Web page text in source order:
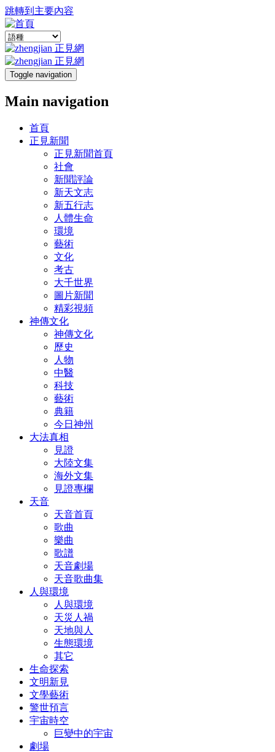
跳轉到主要內容
Toggle navigation
Main navigation
首頁
正見新聞
正見新聞首頁
社會
新聞評論
新天文志
新五行志
人體生命
環境
藝術
文化
考古
大千世界
圖片新聞
精彩視頻
神傳文化
神傳文化
歷史
人物
中醫
科技
藝術
典籍
今日神州
大法真相
見證
大陸文集
海外文集
見證專欄
天音
天音首頁
歌曲
樂曲
歌譜
天音劇場
天音歌曲集
人與環境
人與環境
天災人禍
天地與人
生態環境
其它
生命探索
文明新見
文學藝術
警世預言
宇宙時空
巨變中的宇宙
劇場